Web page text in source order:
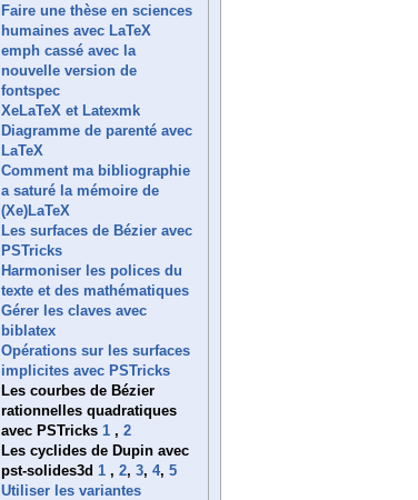
Faire une thèse en sciences
humaines avec LaTeX
emph cassé avec la
nouvelle version de
fontspec
XeLaTeX et Latexmk
Diagramme de parenté avec
LaTeX
Comment ma bibliographie
a saturé la mémoire de
(Xe)LaTeX
Les surfaces de Bézier avec
PSTricks
Harmoniser les polices du
texte et des mathématiques
Gérer les claves avec
biblatex
Opérations sur les surfaces
implicites avec PSTricks
Les courbes de Bézier
rationnelles quadratiques
avec PSTricks 1 , 2
Les cyclides de Dupin avec
pst-solides3d 1 , 2, 3, 4, 5
Utiliser les variantes